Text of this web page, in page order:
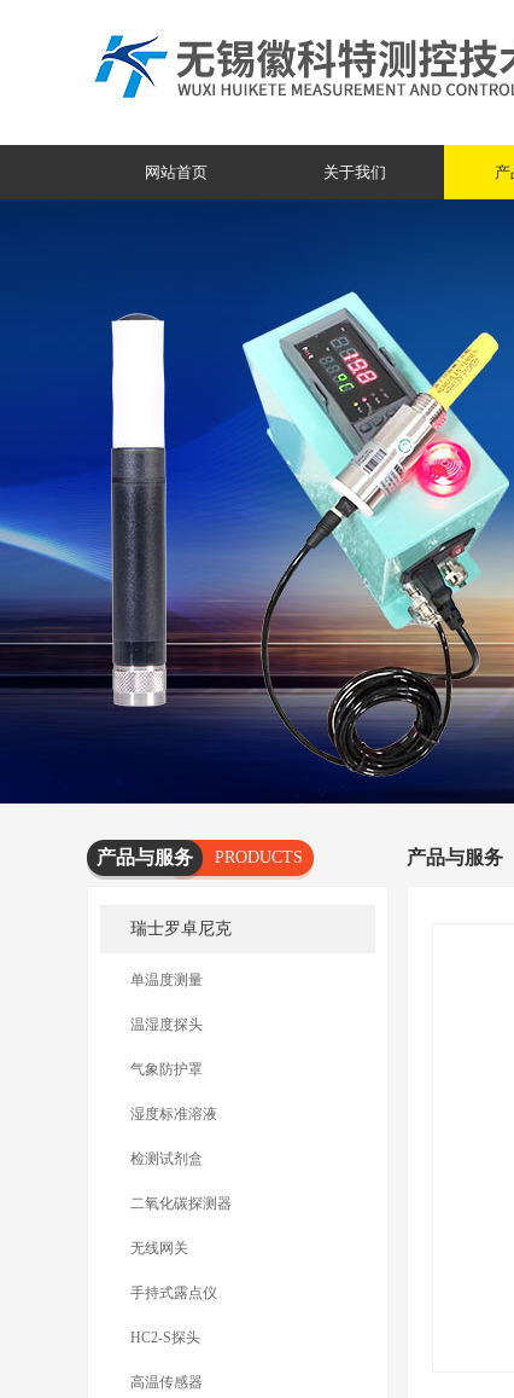
网站首页 关于我们 产
产品与服务
PRODUCTS
SERVICES
瑞士罗卓尼克
单温度测量
温湿度探头
气象防护罩
湿度标准溶液
检测试剂盒
二氧化碳探测器
无线网关
手持式露点仪
HC2-S探头
高温传感器
产品与服务